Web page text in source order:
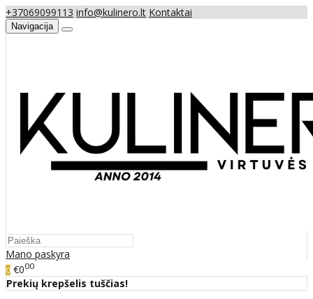
+37069099113 info@kulinero.lt Kontaktai
Navigacija
Mano paskyra
0 €000
Prekių krepšelis tuščias!